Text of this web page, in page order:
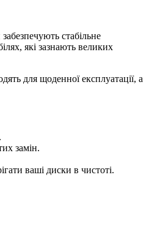
стабільне
які зазнають великих
для щоденної експлуатації, а
замін.
ваші диски в чистоті.